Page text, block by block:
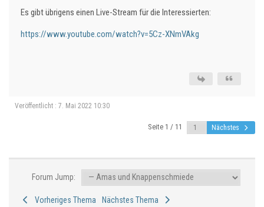
Es gibt übrigens einen Live-Stream für die Interessierten:
https://www.youtube.com/watch?v=5Cz-XNmVAkg
Veröffentlicht : 7. Mai 2022 10:30
Seite 1 / 11 Nächstes
Forum Jump:
Vorheriges Thema Nächstes Thema